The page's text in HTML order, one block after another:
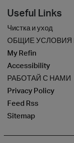
Useful Links
Чистка и уход
ОБЩИЕ
My Refin
Accessibility
РАБОТАЙ С НАМИ
Privacy Policy
Feed Rss
Sitemap